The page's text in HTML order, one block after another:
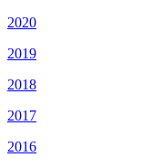
2020
2019
2018
2017
2016